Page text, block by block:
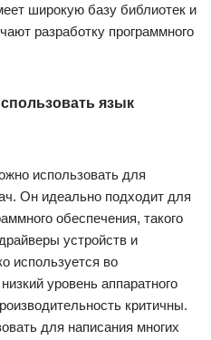
широкую базу библиотек и
разработку программного
язык
использовать для
Он идеально подходит для
обеспечения, такого
устройств и
используется во
уровень аппаратного
критичны.
для написания многих